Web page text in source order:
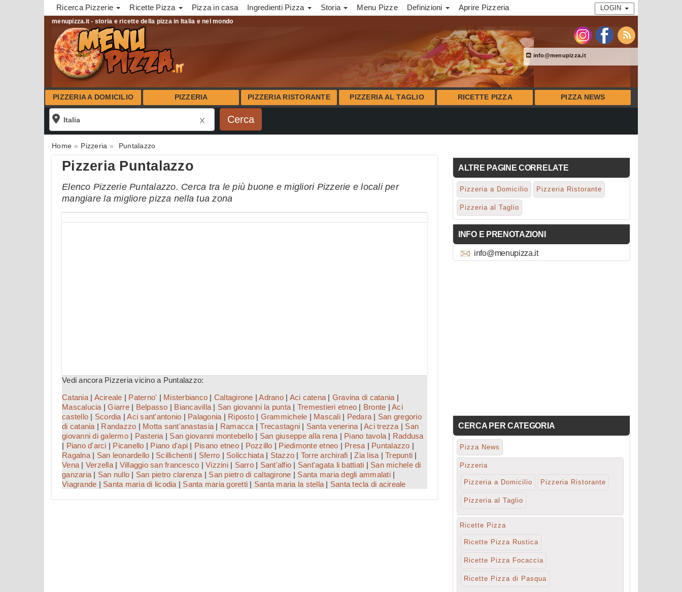
Ricerca Pizzerie Ricette Pizza Pizza in casa Ingredienti Pizza Storia Menu Pizze Definizioni Aprire Pizzeria LOGIN
menupizza.it - storia e ricette della pizza in Italia e nel mondo
info@menupizza.it
PIZZERIA A DOMICILIO PIZZERIA PIZZERIA RISTORANTE PIZZERIA AL TAGLIO RICETTE PIZZA PIZZA NEWS
Home Pizzeria Puntalazzo
Pizzeria Puntalazzo
Elenco Pizzerie Puntalazzo. Cerca tra le più buone e migliori Pizzerie e locali per
mangiare la migliore pizza nella tua zona
Vedi ancora Pizzeria vicino a Puntalazzo:
Catania| Acireale | Paterno' | Misterbianco | Caltagirone |Adrano| Aci catena | Gravina di catania |
Mascalucia |Giarre| Belpasso | Biancavilla | San giovanni la punta | Tremestieri etneo | Bronte | Aci
castello | Scordia |Aci sant'antonio | Palagonia | Riposto| Grammichele | Mascali| Pedara | San gregorio
di catania | Randazzo | Motta sant'anastasia | Ramacca |Trecastagni | Santa venerina | Aci trezza | San
giovanni di galermo| Pasteria | San giovanni montebello | San giuseppe alla rena | Piano tavola | Raddusa
| Piano d'arci | Picanello | Piano d'api | Pisano etneo| Pozzillo | Piedimonte etneo | Presa | Puntalazzo |
Ragalna| San leonardello | Scillichenti | Sferro | Solicchiata| Stazzo | Torre archirafi |Zia lisa | Trepunti |
Vena | Verzella| Villaggio san francesco | Vizzini| Sarro| Sant'alfio | Sant'agata li battiati | San michele di
ganzaria | San nullo | San pietro clarenza | San pietro di caltagirone | Santa maria degli ammalati|
Viagrande | Santa maria di licodia | Santa maria goretti | Santa maria la stella | Santa tecla di acireale
ALTRE PAGINE CORRELATE
Pizzeria a Domicilio Pizzeria Ristorante
Pizzeria al Taglio
INFO E PRENOTAZIONI
info@menupizza.it
CERCA PER CATEGORIA
Pizza News
Pizzeria
Pizzeria a Domicilio Pizzeria Ristorante
Pizzeria al Taglio
Ricette Pizza
Ricette Pizza Rustica
Ricette Pizza Focaccia
Ricette Pizza di Pasqua